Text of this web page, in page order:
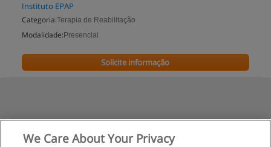
Instituto EPAP
Categoria:Terapia de Reabilitação
Modalidade: Presencial
Solicite informação
We Care About Your Privacy